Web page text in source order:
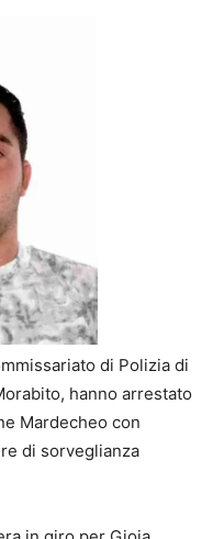
di Polizia di
hanno arrestato
Mardecheo con
di sorveglianza